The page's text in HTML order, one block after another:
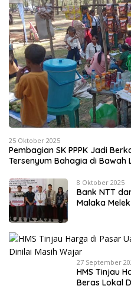
25 Oktober 2025
Pembagian SK PPPK Jadi
Tersenyum Bahagia di Bawah
8 Oktober 2025
Bank NTT
Malaka
27 September
HMS Tinjau
Beras Lokal